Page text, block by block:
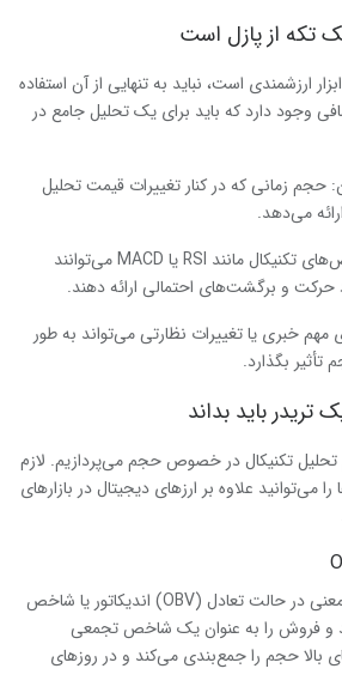
تکه از پازل است
ارزشمندی است، نباید به تنهایی از آن استفاده
وجود دارد که باید برای یک تحلیل جامع در
حجم زمانی که در کنار تغییرات قیمت تحلیل
می‌دهد.
شاخص‌های تکنیکال: شاخص‌های تکنیکال مانند RSI یا MACD می‌توانند
و برگشت‌های احتمالی ارائه دهند.
مهم خبری یا تغییرات نظارتی می‌تواند به طور
بگذارد.
مهم تحلیل تکنیکال در خصوص حجم می‌پردازیم. لازم
می‌توانید علاوه بر ارزهای دیجیتال در بازارهای
اندیکاتور On-Balance به معنی در حالت تعادل (OBV) اندیکاتور یا شاخص
فروش را به عنوان یک شاخص تجمعی
بالا حجم را جمع‌بندی می‌کند و در روزهای